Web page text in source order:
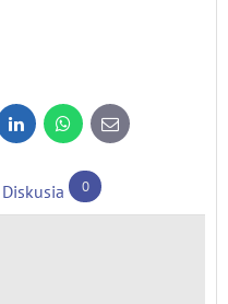
LinkedInWhatsApp
E-
mail
Diskusia 0